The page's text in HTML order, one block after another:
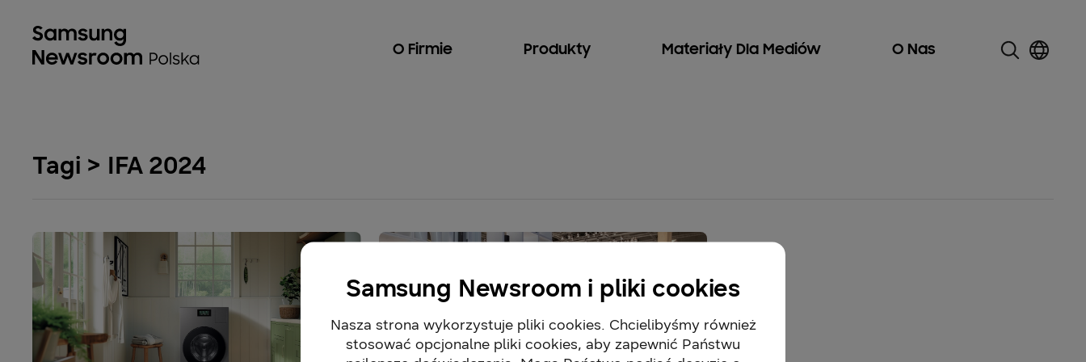
O Firmie Produkty Materiały Dla Mediów O Nas
Tagi > IFA 2024
Samsung Newsroom i pliki cookies
Nasza strona wykorzystuje pliki cookies. Chcielibyśmy również
stosować opcjonalne pliki cookies, aby zapewnić Państwu